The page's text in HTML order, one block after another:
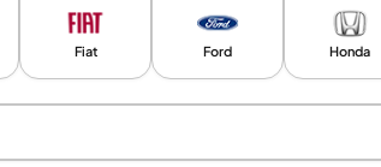
Fiat Ford Honda